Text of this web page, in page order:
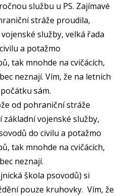
službu u PS. Zajímavé
stráže proudila,
služby, velká řada
a potažmo
tak mnohde na cvičácích,
neznají. Vím, že na letních
sám.
od pohraniční stráže
vojenské služby,
do civilu a potažmo
tak mnohde na cvičácích,
neznají.
škola psovodů) si
pouze kruhovky. Vím, že